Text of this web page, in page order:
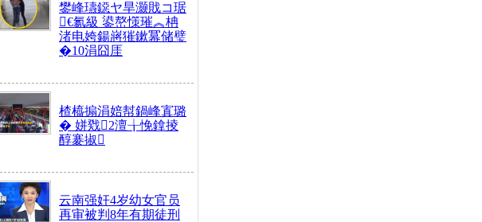
鐢峰瓙鐚ヤ旱灏戝コ琚
€氱級 鍙嶅憡璀︽柟
渚电姱鍚嶈獕鏉冪储璧
�10涓囧厓
楂橀搧涓婄幇鍋峰寘璐
� 姘戣2澶╁悗鎿掕
醇褰掓
云南强奸4岁幼女官员
再审被判8年有期徒刑